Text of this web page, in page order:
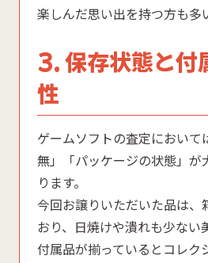
楽しんだ思い出を持つ方も多
3. 保存状態と付
性
ゲームソフトの査定において
無」「パッケージの状態」が
ります。
今回お譲りいただいた品は、
おり、日焼けや潰れも少ない
付属品が揃っているとコレク